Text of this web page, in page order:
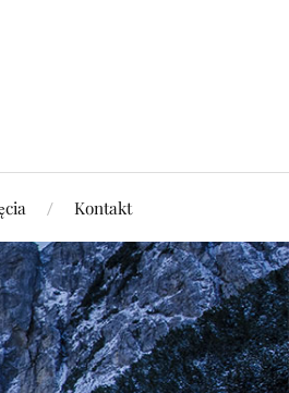
Kontakt